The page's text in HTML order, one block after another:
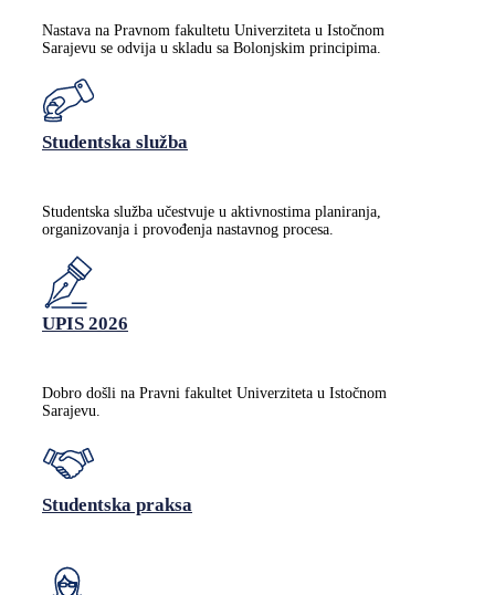
Nastava na Pravnom fakultetu Univerziteta u Istočnom
Sarajevu se odvija u skladu sa Bolonjskim principima.
Studentska služba
Studentska služba učestvuje u aktivnostima planiranja,
organizovanja i provođenja nastavnog procesa.
UPIS 2026
Dobro došli na Pravni fakultet Univerziteta u Istočnom
Sarajevu.
Studentska praksa